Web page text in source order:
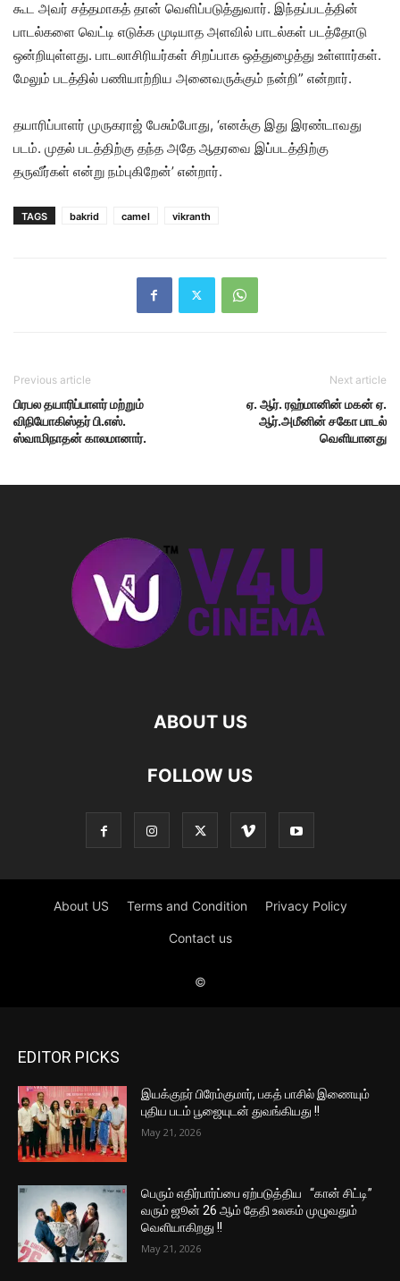
EDITOR PICKS
இயக்குநர் பிரேம்குமார், பகத் பாசில் இணையும்
புதிய படம் பூஜையுடன் துவங்கியது !!
May 21, 2026
பெரும் எதிர்பார்ப்பை ஏற்படுத்திய “கான் சிட்டி”
வரும் ஜூன் 26 ஆம் தேதி உலகம் முழுவதும்
வெளியாகிறது !!
May 21, 2026